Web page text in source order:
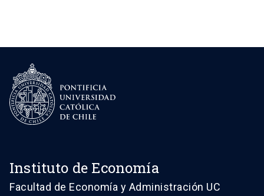
Instituto de Economía
Facultad de Economía y Administración UC